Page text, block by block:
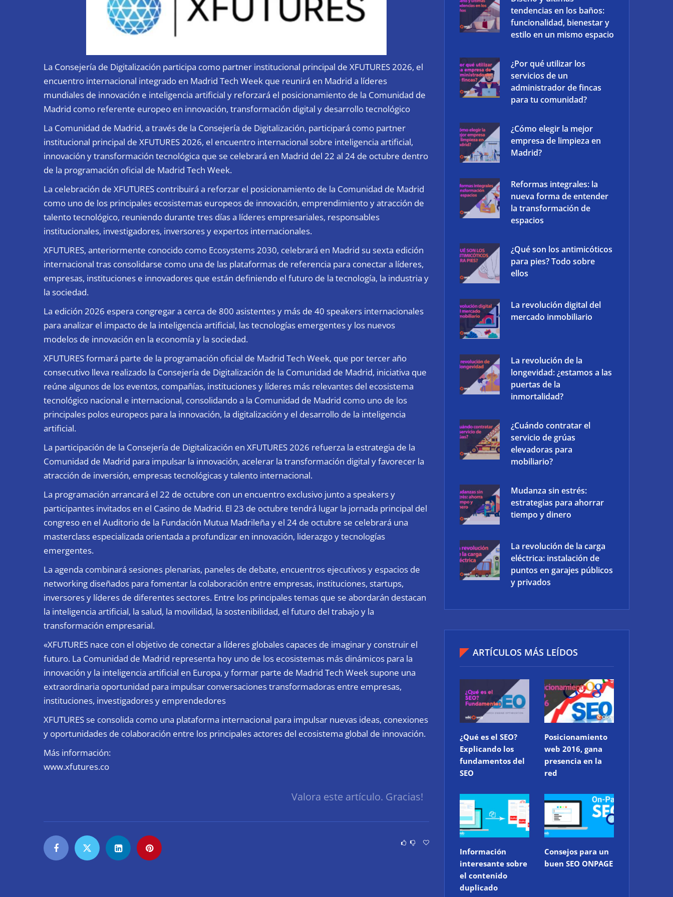
La Consejería de Digitalización participa como partner institucional principal de XFUTURES 2026, el
encuentro internacional integrado en Madrid Tech Week que reunirá en Madrid a líderes
mundiales de innovación e inteligencia artificial y reforzará el posicionamiento de la Comunidad de
Madrid como referente europeo en innovación, transformación digital y desarrollo tecnológico
La Comunidad de Madrid, a través de la Consejería de Digitalización, participará como partner
institucional principal de XFUTURES 2026, el encuentro internacional sobre inteligencia artificial,
innovación y transformación tecnológica que se celebrará en Madrid del 22 al 24 de octubre dentro
de la programación oficial de Madrid Tech Week.
La celebración de XFUTURES contribuirá a reforzar el posicionamiento de la Comunidad de Madrid
como uno de los principales ecosistemas europeos de innovación, emprendimiento y atracción de
talento tecnológico, reuniendo durante tres días a líderes empresariales, responsables
institucionales, investigadores, inversores y expertos internacionales.
XFUTURES, anteriormente conocido como Ecosystems 2030, celebrará en Madrid su sexta edición
internacional tras consolidarse como una de las plataformas de referencia para conectar a líderes,
empresas, instituciones e innovadores que están definiendo el futuro de la tecnología, la industria y
la sociedad.
La edición 2026 espera congregar a cerca de 800 asistentes y más de 40 speakers internacionales
para analizar el impacto de la inteligencia artificial, las tecnologías emergentes y los nuevos
modelos de innovación en la economía y la sociedad.
XFUTURES formará parte de la programación oficial de Madrid Tech Week, que por tercer año
consecutivo lleva realizado la Consejería de Digitalización de la Comunidad de Madrid, iniciativa que
reúne algunos de los eventos, compañías, instituciones y líderes más relevantes del ecosistema
tecnológico nacional e internacional, consolidando a la Comunidad de Madrid como uno de los
principales polos europeos para la innovación, la digitalización y el desarrollo de la inteligencia
artificial.
La participación de la Consejería de Digitalización en XFUTURES 2026 refuerza la estrategia de la
Comunidad de Madrid para impulsar la innovación, acelerar la transformación digital y favorecer la
atracción de inversión, empresas tecnológicas y talento internacional.
La programación arrancará el 22 de octubre con un encuentro exclusivo junto a speakers y
participantes invitados en el Casino de Madrid. El 23 de octubre tendrá lugar la jornada principal del
congreso en el Auditorio de la Fundación Mutua Madrileña y el 24 de octubre se celebrará una
masterclass especializada orientada a profundizar en innovación, liderazgo y tecnologías
emergentes.
La agenda combinará sesiones plenarias, paneles de debate, encuentros ejecutivos y espacios de
networking diseñados para fomentar la colaboración entre empresas, instituciones, startups,
inversores y líderes de diferentes sectores. Entre los principales temas que se abordarán destacan
la inteligencia artificial, la salud, la movilidad, la sostenibilidad, el futuro del trabajo y la
transformación empresarial.
«XFUTURES nace con el objetivo de conectar a líderes globales capaces de imaginar y construir el
futuro. La Comunidad de Madrid representa hoy uno de los ecosistemas más dinámicos para la
innovación y la inteligencia artificial en Europa, y formar parte de Madrid Tech Week supone una
extraordinaria oportunidad para impulsar conversaciones transformadoras entre empresas,
instituciones, investigadores y emprendedores
XFUTURES se consolida como una plataforma internacional para impulsar nuevas ideas, conexiones
y oportunidades de colaboración entre los principales actores del ecosistema global de innovación.
Más información:
www.xfutures.co
Valora este artículo. Gracias!
tendencias en los baños:
funcionalidad, bienestar y
estilo en un mismo espacio
¿Por qué utilizar los
servicios de un
administrador de fincas
para tu comunidad?
¿Cómo elegir la mejor
empresa de limpieza en
Madrid?
Reformas integrales: la
nueva forma de entender
la transformación de
espacios
¿Qué son los antimicóticos
para pies? Todo sobre
ellos
La revolución digital del
mercado inmobiliario
La revolución de la
longevidad: ¿estamos a las
puertas de la
inmortalidad?
¿Cuándo contratar el
servicio de grúas
elevadoras para
mobiliario?
Mudanza sin estrés:
estrategias para ahorrar
tiempo y dinero
La revolución de la carga
eléctrica: instalación de
puntos en garajes públicos
y privados
ARTÍCULOS MÁS LEÍDOS
¿Qué es el SEO?
Explicando los
fundamentos del
SEO
Posicionamiento
web 2016, gana
presencia en la
red
Información
interesante sobre
el contenido
duplicado
Consejos para un
buen SEO ONPAGE